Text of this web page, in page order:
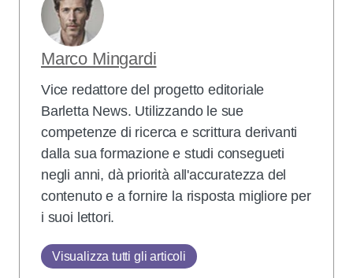
Marco Mingardi
Vice redattore del progetto editoriale
Barletta News. Utilizzando le sue
competenze di ricerca e scrittura derivanti
dalla sua formazione e studi consegueti
negli anni, dà priorità all'accuratezza del
contenuto e a fornire la risposta migliore per
i suoi lettori.
Visualizza tutti gli articoli